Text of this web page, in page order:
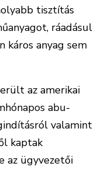
tisztítás
ráadásul
káros anyag sem
az amerikai
abu-
valamint
kaptak
az ügyvezetői